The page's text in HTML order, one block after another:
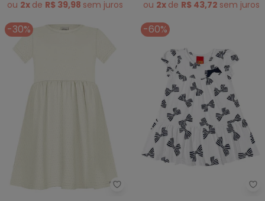
ou 2x de R$ 39,98 sem juros ou 2x de R$ 43,72 sem juros
-30%
Alakazoo - Vestido Infantil
-60%